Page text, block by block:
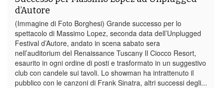
d’Autore
(Immagine di Foto Borghesi) Grande successo per lo
spettacolo di Massimo Lopez, seconda data dell’Unplugged
Festival d’Autore, andato in scena sabato sera
nell’auditorium del Renaissance Tuscany Il Ciocco Resort,
esaurito in ogni ordine di posti e trasformato in un suggestivo
club con candele sui tavoli. Lo showman ha intrattenuto il
pubblico con le canzoni di Frank Sinatra, altri successi degli...